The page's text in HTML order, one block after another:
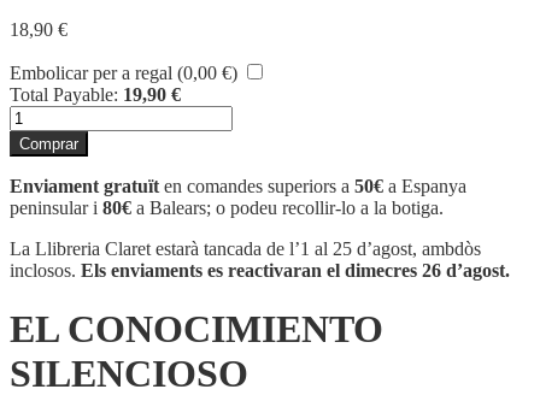
18,90 €
Embolicar per a regal (0,00 €)
Total Payable: 19,90 €
quantitat
de
EL
CONOCIMIENTO
SILENCIOSO
Comprar
Enviament gratuït en comandes superiors a 50€ a Espanya
peninsular i 80€ a Balears; o podeu recollir-lo a la botiga.
La Llibreria Claret estarà tancada de l’1 al 25 d’agost, ambdòs
inclosos. Els enviaments es reactivaran el dimecres 26 d’agost.
EL CONOCIMIENTO
SILENCIOSO